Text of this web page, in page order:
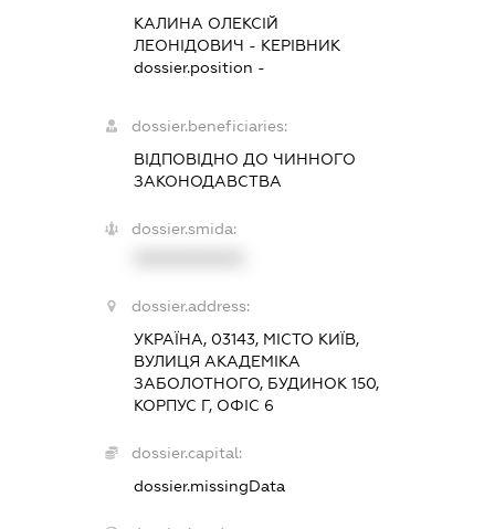
КАЛИНА ОЛЕКСІЙ
ЛЕОНІДОВИЧ - КЕРІВНИК
dossier.position -
dossier.beneficiaries:
ВІДПОВІДНО ДО ЧИННОГО
ЗАКОНОДАВСТВА
dossier.smida:
dossier.address:
УКРАЇНА, 03143, МІСТО КИЇВ,
ВУЛИЦЯ АКАДЕМІКА
ЗАБОЛОТНОГО, БУДИНОК 150,
КОРПУС Г, ОФІС 6
dossier.capital:
dossier.missingData